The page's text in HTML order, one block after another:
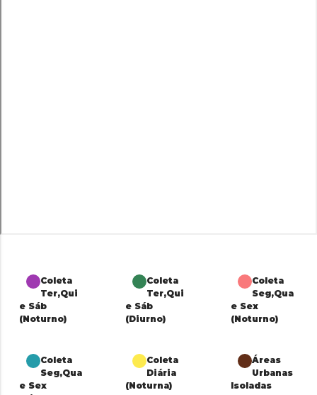
Coleta
Ter,Qui
e Sáb
(Noturno)
Coleta
Ter,Qui
e Sáb
(Diurno)
Coleta
Seg,Qua
e Sex
(Noturno)
Coleta
Seg,Qua
e Sex
Coleta
Diária
(Noturna)
Áreas
Urbanas
Isoladas